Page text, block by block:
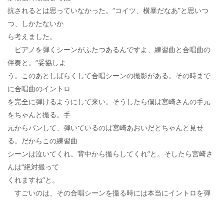
抗されるとは思っていなかった。“コイツ、横暴だなあ”と思いつ
つ、しかたないか
ら考えました。
ピアノを弾くシーンがふたつあるんですよ、練習曲と合唱曲の
伴奏と。“妥協しよ
う。このあとしばらくして合唱シーンの撮影がある。その時まで
に合唱曲のイントロ
を完全に弾けるようにして来い。そうしたら僕は宮崎さんの手元
をちゃんと撮る。手
元からパンして、弾いているのは宮崎あおいだとちゃんと見せ
る。だからこの練習曲
シーンは泣いてくれ。背中から撮らしてくれ”と。そしたら宮崎さ
んは“絶対撮って
くれますね”と。
すごいのは、その合唱シーンを撮る時には本当にイントロを弾